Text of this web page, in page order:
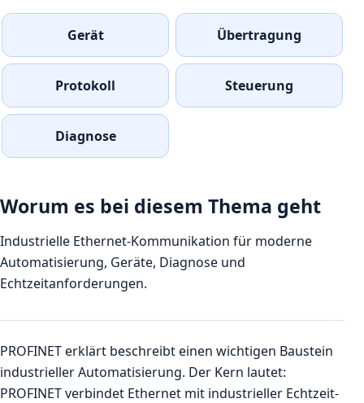
Gerät Übertragung
Protokoll Steuerung
Diagnose
Worum es bei diesem Thema geht
Industrielle Ethernet-Kommunikation für moderne
Automatisierung, Geräte, Diagnose und
Echtzeitanforderungen.
PROFINET erklärt beschreibt einen wichtigen Baustein
industrieller Automatisierung. Der Kern lautet:
PROFINET verbindet Ethernet mit industrieller Echtzeit-